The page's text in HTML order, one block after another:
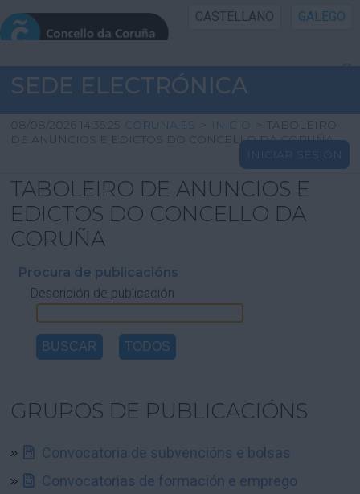
CASTELLANO GALEGO
INICIO SEDE
INICIO
INFORMACIÓN PÚBLICA
CARTAFOL CIDADÁN
AXUDA
SEDE ELECTRÓNICA
08/08/2026 14:35:25 CORUNA.ES > INICIO > TABOLEIRO
DE ANUNCIOS E EDICTOS DO CONCELLO DA CORUÑA
INICIAR SESIÓN
TABOLEIRO DE ANUNCIOS E
EDICTOS DO CONCELLO DA
CORUÑA
Procura de publicacións
Descrición de publicación
GRUPOS DE PUBLICACIÓNS
Convocatoria de subvencións e bolsas
Convocatorias de formación e emprego